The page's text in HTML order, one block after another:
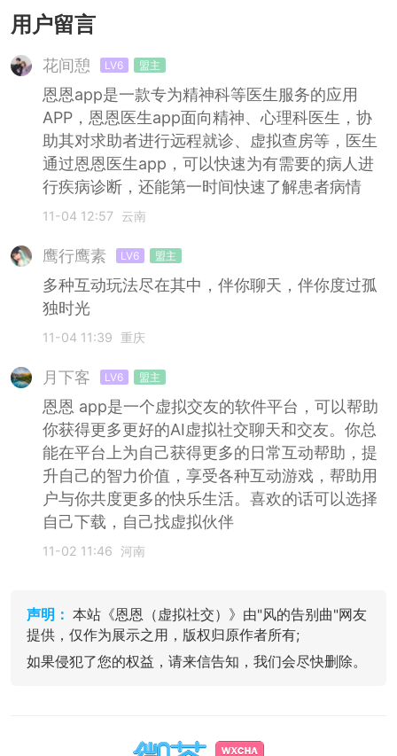
用户留言
花间憩 LV6 盟主
恩恩app是一款专为精神科等医生服务的应用
APP，恩恩医生app面向精神、心理科医生，协
助其对求助者进行远程就诊、虚拟查房等，医生
通过恩恩医生app，可以快速为有需要的病人进
行疾病诊断，还能第一时间快速了解患者病情
11-04 12:57 云南
鹰行鹰素 LV6 盟主
多种互动玩法尽在其中，伴你聊天，伴你度过孤
独时光
11-04 11:39 重庆
月下客 LV6 盟主
恩恩 app是一个虚拟交友的软件平台，可以帮助
你获得更多更好的AI虚拟社交聊天和交友。你总
能在平台上为自己获得更多的日常互动帮助，提
升自己的智力价值，享受各种互动游戏，帮助用
户与你共度更多的快乐生活。喜欢的话可以选择
自己下载，自己找虚拟伙伴
11-02 11:46 河南
声明： 本站《恩恩（虚拟社交）》由"风的告别曲"网友
提供，仅作为展示之用，版权归原作者所有;
如果侵犯了您的权益，请来信告知，我们会尽快删除。